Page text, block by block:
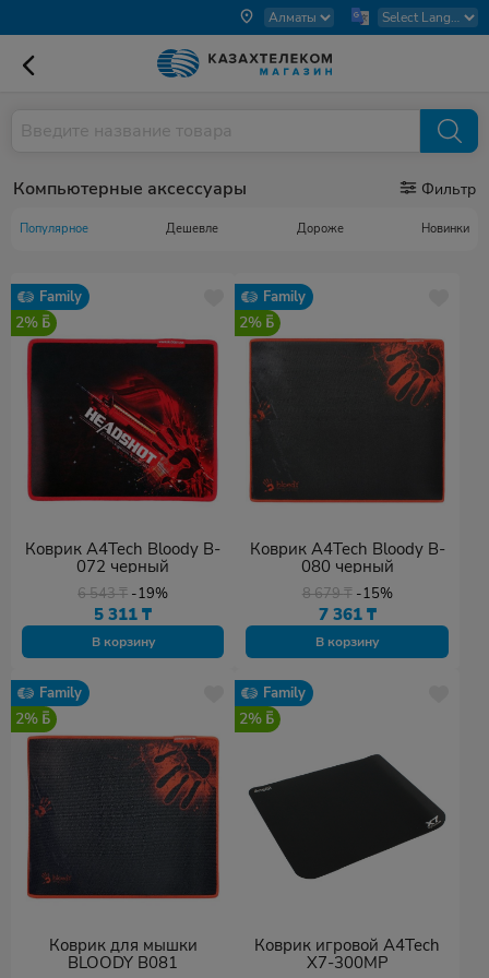
Компьютерные аксессуары Фильтр
Популярное Дешевле Дороже Новинки
Family
2%
Коврик A4Tech Bloody B-
072 черный
6 543₸ -19%
5 311₸
В корзину
Family
2%
Коврик A4Tech Bloody B-
080 черный
8 679₸ -15%
7 361 ₸
В корзину
Family
2%
Коврик для мышки
BLOODY B081
Family
2%
Коврик игровой A4Tech
X7-300MP